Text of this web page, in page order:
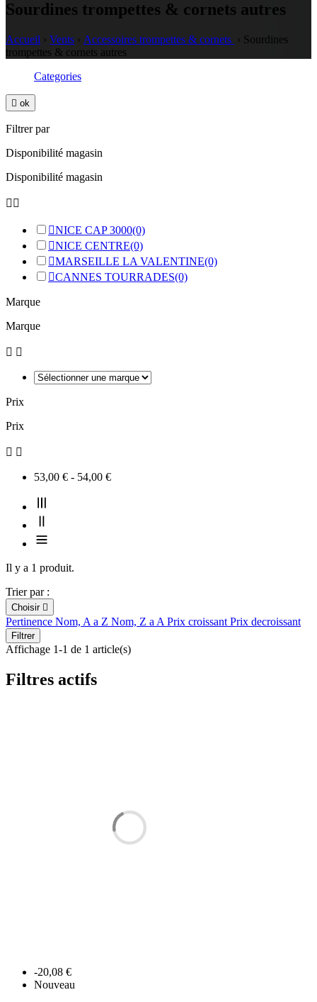
Sourdines trompettes & cornets autres
Accueil › Vents › Accessoires trompettes & cornets › Sourdines
trompettes & cornets autres
Categories
 ok
Filtrer par
Disponibilité magasin
Disponibilité magasin
 
NICE CAP 3000(0)
NICE CENTRE(0)
MARSEILLE LA VALENTINE(0)
CANNES TOURRADES(0)
Marque
Marque
 
Prix
Prix
 
53,00 € - 54,00 €
Il y a 1 produit.
Trier par :
Choisir 
Pertinence Nom, A a Z Nom, Z a A Prix croissant Prix decroissant
Filtrer
Affichage 1-1 de 1 article(s)
Filtres actifs
-20,08 €
Nouveau